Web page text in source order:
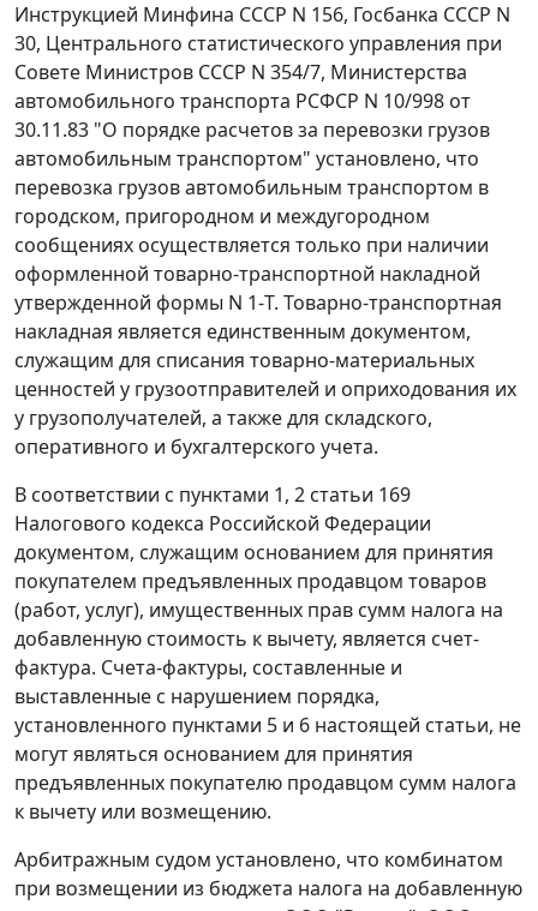
Инструкцией Минфина СССР N 156, Госбанка СССР N
30, Центрального статистического управления при
Совете Министров СССР N 354/7, Министерства
автомобильного транспорта РСФСР N 10/998 от
30.11.83 "О порядке расчетов за перевозки грузов
автомобильным транспортом" установлено, что
перевозка грузов автомобильным транспортом в
городском, пригородном и междугородном
сообщениях осуществляется только при наличии
оформленной товарно-транспортной накладной
утвержденной формы N 1-Т. Товарно-транспортная
накладная является единственным документом,
служащим для списания товарно-материальных
ценностей у грузоотправителей и оприходования их
у грузополучателей, а также для складского,
оперативного и бухгалтерского учета.
В соответствии с пунктами 1, 2 статьи 169
Налогового кодекса Российской Федерации
документом, служащим основанием для принятия
покупателем предъявленных продавцом товаров
(работ, услуг), имущественных прав сумм налога на
добавленную стоимость к вычету, является счет-
фактура. Счета-фактуры, составленные и
выставленные с нарушением порядка,
установленного пунктами 5 и 6 настоящей статьи, не
могут являться основанием для принятия
предъявленных покупателю продавцом сумм налога
к вычету или возмещению.
Арбитражным судом установлено, что комбинатом
при возмещении из бюджета налога на добавленную